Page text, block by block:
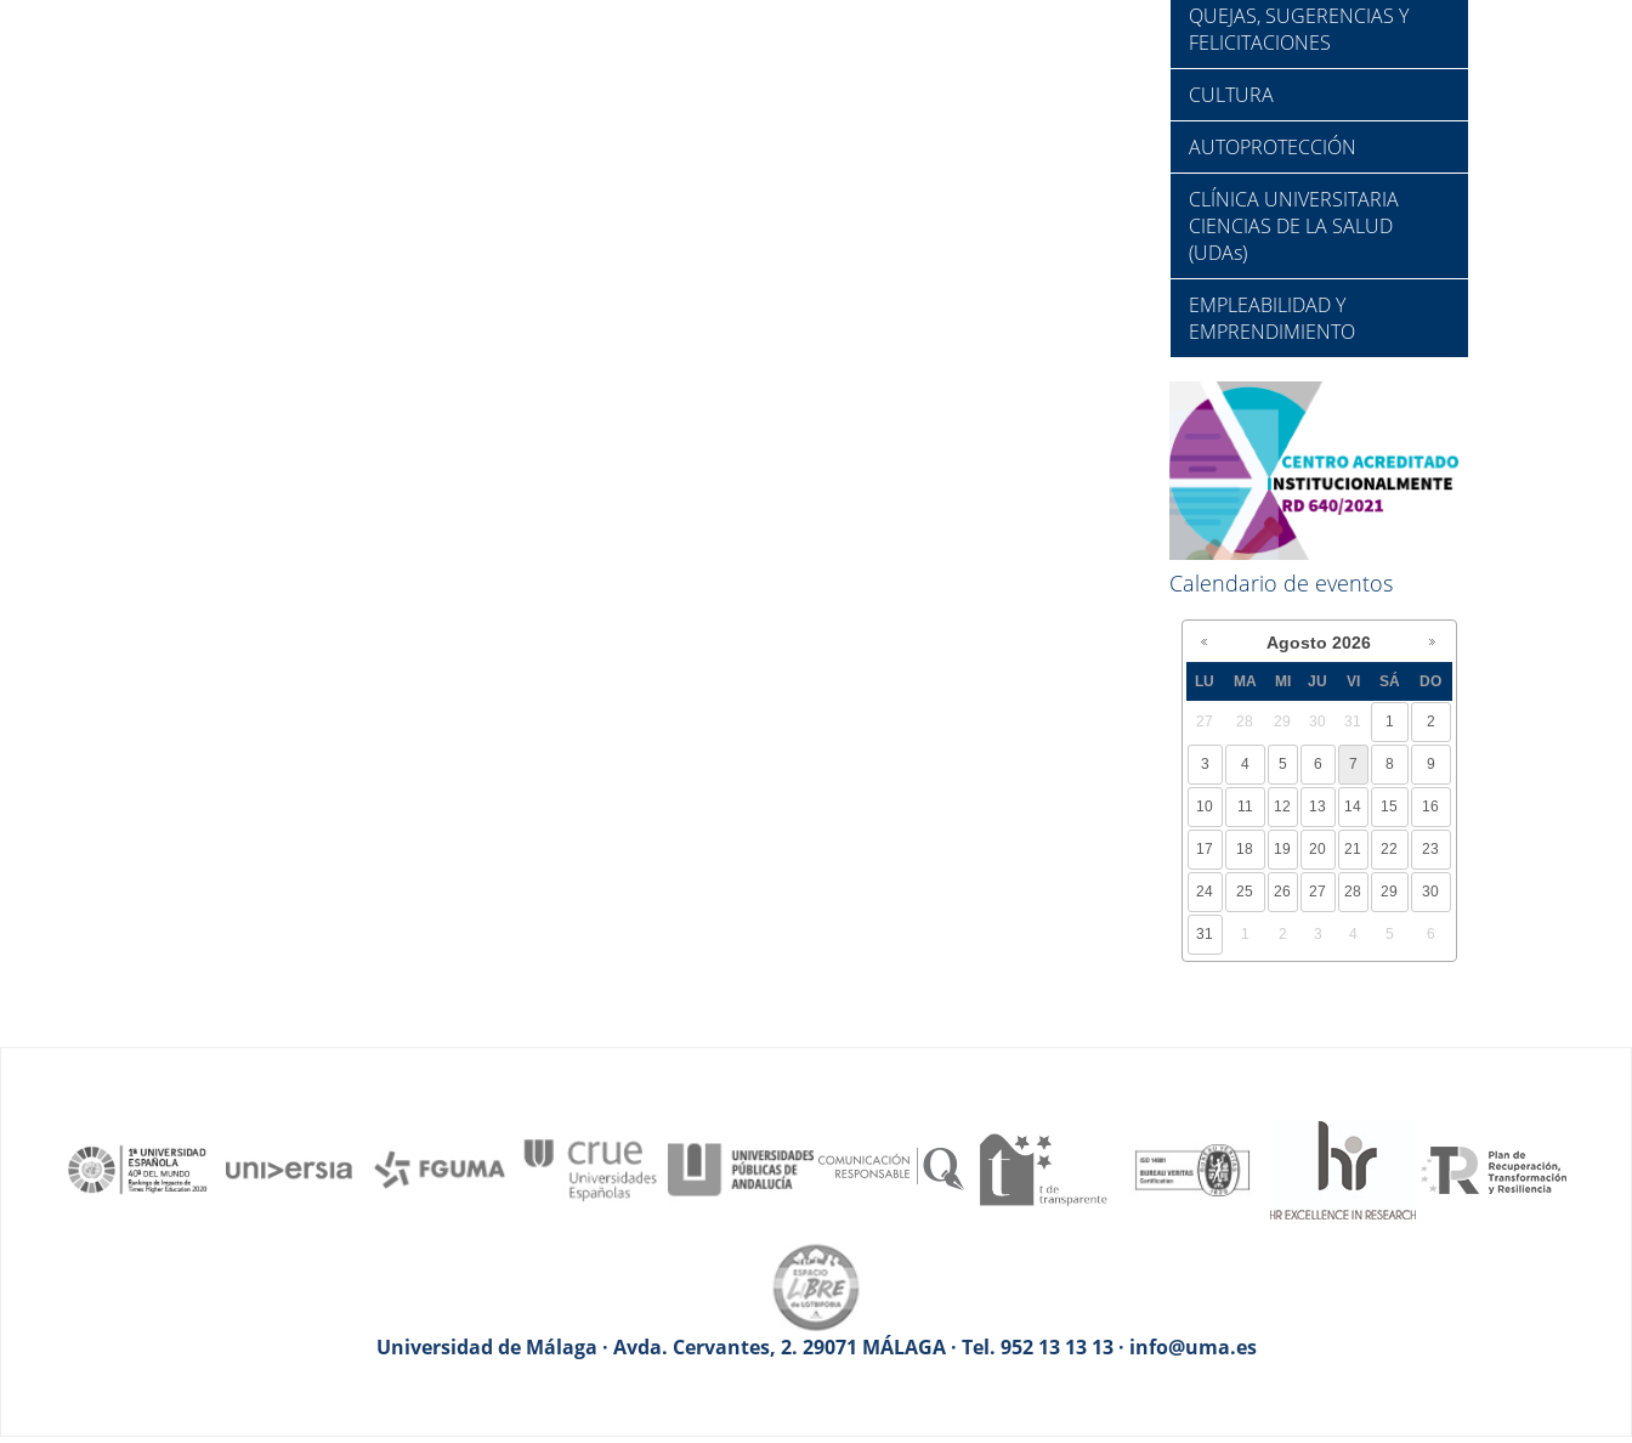
QUEJAS, SUGERENCIAS Y
FELICITACIONES
CULTURA
AUTOPROTECCIÓN
CLÍNICA UNIVERSITARIA
CIENCIAS DE LA SALUD
(UDAs)
EMPLEABILIDAD Y
EMPRENDIMIENTO
Calendario de eventos
Agosto 2026
LU MA MI JU VI SÁ DO
27 28 29 30 31 1 2
3 4 5 6 7 8 9
10 11 12 13 14 15 16
17 18 19 20 21 22 23
24 25 26 27 28 29 30
31 1 2 3 4 5 6
Universidad de Málaga · Avda. Cervantes, 2. 29071 MÁLAGA · Tel. 952 13 13 13 · info@uma.es